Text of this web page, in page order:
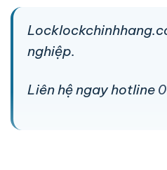
nghiệp.
Liên hệ ngay hotline